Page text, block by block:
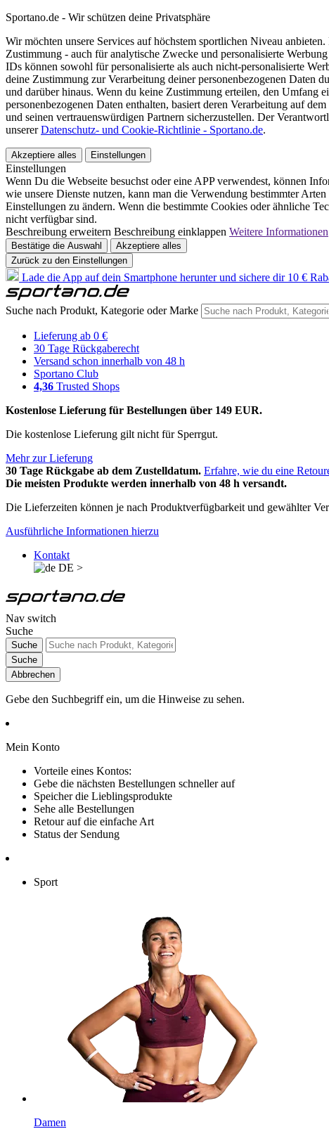
Sportano.de - Wir schützen deine Privatsphäre
Wir möchten unsere Services auf höchstem sportlichen Niveau
Zustimmung - auch für analytische Zwecke und personalisierte
IDs können sowohl für personalisierte als auch nicht-personalisierte
deine Zustimmung zur Verarbeitung deiner personenbezogenen Daten
und darüber hinaus. Wenn du keine Zustimmung erteilen, den Umfang
personenbezogenen Daten enthalten, basiert deren Verarbeitung auf
und seinen vertrauenswürdigen Partnern sicherzustellen. Der
unsererDatenschutz- und Cookie-Richtlinie - Sportano.de.
Akzeptiere alles Einstellungen
Einstellungen
Wenn Du die Webseite besuchst oder eine APP verwendest, können
wie unsere Dienste nutzen, kann man die Verwendung bestimmter
Einstellungen zu ändern. Wenn die bestimmte Cookies oder ähnliche
nicht verfügbar sind.
Beschreibung erweitern Beschreibung einklappen Weitere Informationen
Bestätige die Auswahl
Akzeptiere alles
Zurück zu den Einstellungen
Lade die App auf dein Smartphone herunter und sichere dir 10 €
Suche nach Produkt, Kategorie oder Marke
Lieferung ab 0 €
30 Tage Rückgaberecht
Versand schon innerhalb von 48 h
Sportano Club
4,36 Trusted Shops
Kostenlose Lieferung für Bestellungen über 149 EUR.
Die kostenlose Lieferung gilt nicht für Sperrgut.
Mehr zur Lieferung
30 Tage Rückgabe ab dem Zustelldatum. Erfahre, wie du eine
Die meisten Produkte werden innerhalb von 48 h versandt.
Die Lieferzeiten können je nach Produktverfügbarkeit und gewählter
Ausführliche Informationen hierzu
Kontakt
DE >
Nav switch
Suche
Suche
Suche
Abbrechen
Gebe den Suchbegriff ein, um die Hinweise zu sehen.
Mein Konto
Vorteile eines Kontos:
Gebe die nächsten Bestellungen schneller auf
Speicher die Lieblingsprodukte
Sehe alle Bestellungen
Retour auf die einfache Art
Status der Sendung
Sport
Damen